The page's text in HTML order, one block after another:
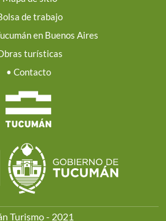
de trabajo
en Buenos Aires
turísticas
• Contacto
Turismo - 2021